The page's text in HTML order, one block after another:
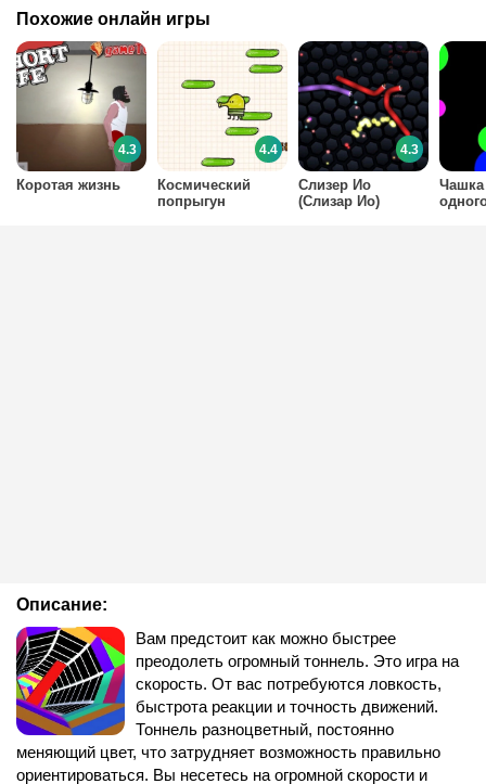
Описание:
Вам предстоит как можно быстрее
преодолеть огромный тоннель. Это игра на
скорость. От вас потребуются ловкость,
быстрота реакции и точность движений.
Тоннель разноцветный, постоянно
меняющий цвет, что затрудняет возможность правильно
ориентироваться. Вы несетесь на огромной скорости и
Похожие онлайн игры
Коротая жизнь
4.3
Космический
попрыгун
4.4
Слизер Ио
(Слизар Ио)
4.3
Чашка